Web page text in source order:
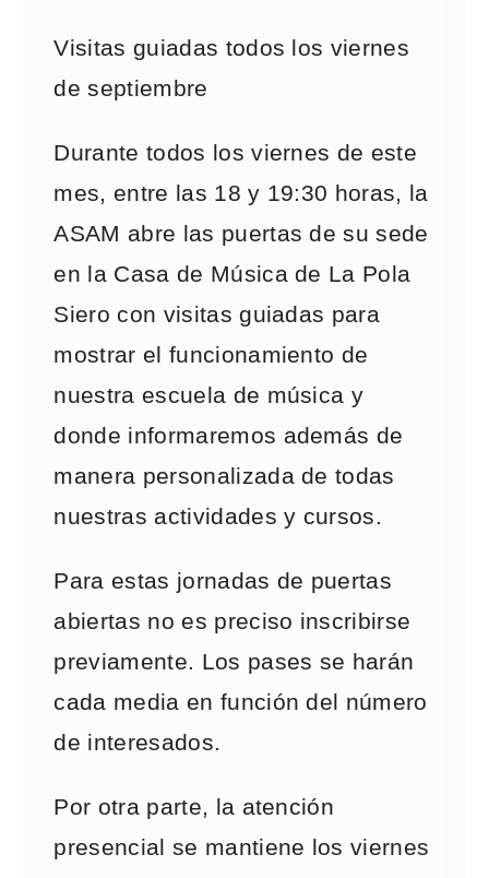
Visitas guiadas todos los viernes
de septiembre
Durante todos los viernes de este
mes, entre las 18 y 19:30 horas, la
ASAM abre las puertas de su sede
en la Casa de Música de La Pola
Siero con visitas guiadas para
mostrar el funcionamiento de
nuestra escuela de música y
donde informaremos además de
manera personalizada de todas
nuestras actividades y cursos.
Para estas jornadas de puertas
abiertas no es preciso inscribirse
previamente. Los pases se harán
cada media en función del número
de interesados.
Por otra parte, la atención
presencial se mantiene los viernes